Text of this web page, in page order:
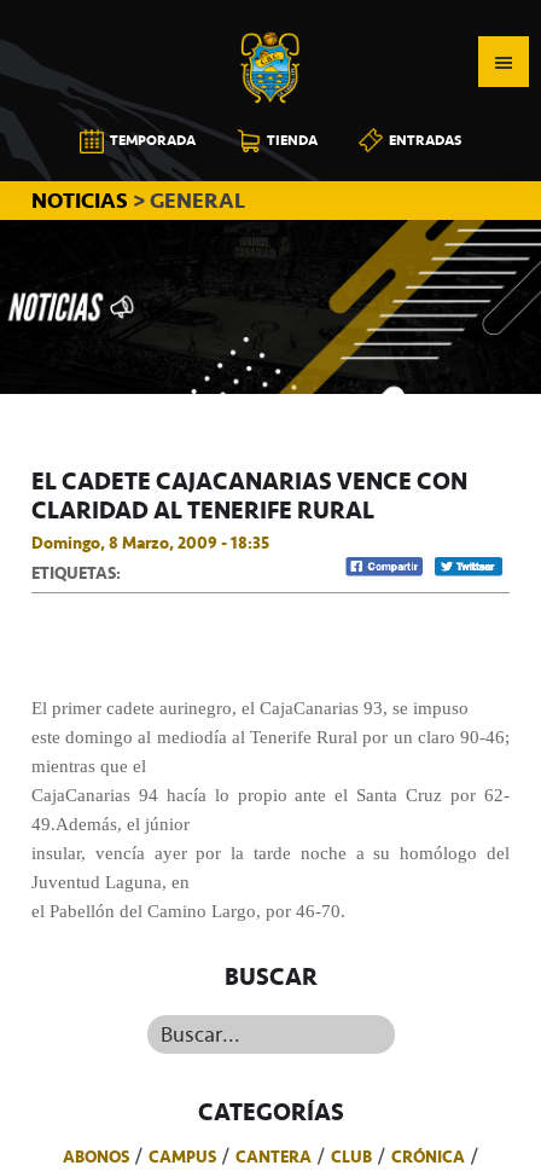
a
la
navegación
principal
al
contenido
principal
a
la
barra
lateral
principal
CB
CANARIAS
TEMPORADA TIENDA ENTRADAS
NOTICIAS > GENERAL
EL CADETE CAJACANARIAS VENCE CON
CLARIDAD AL TENERIFE RURAL
Domingo, 8 Marzo, 2009 - 18:35
ETIQUETAS:
El primer cadete aurinegro, el CajaCanarias 93, se impuso
este domingo al mediodía al Tenerife Rural por un claro 90-46;
mientras que el
CajaCanarias 94 hacía lo propio ante el Santa Cruz por 62-
49.Además, el júnior
insular, vencía ayer por la tarde noche a su homólogo del
Juventud Laguna, en
el Pabellón del Camino Largo, por 46-70.
BUSCAR
Buscar...
CATEGORÍAS
ABONOS CAMPUS CANTERA CLUB
CRÓNICA